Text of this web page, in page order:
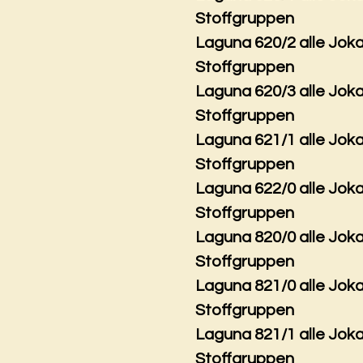
Stoffgruppen
Laguna 620/2 alle
Stoffgruppen
Laguna 620/3 alle
Stoffgruppen
Laguna 621/1 alle
Stoffgruppen
Laguna 622/0 alle
Stoffgruppen
Laguna 820/0 alle
Stoffgruppen
Laguna 821/0 alle
Stoffgruppen
Laguna 821/1 alle
Stoffgruppen